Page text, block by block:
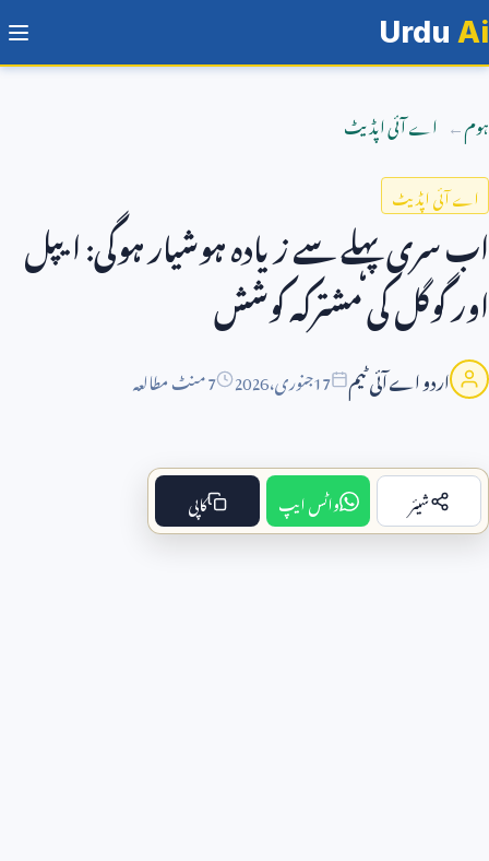
Urdu Ai
ہوم اے آئی اپڈیٹ
اے آئی اپڈیٹ
اب سری پہلے سے زیادہ ہوشیار ہوگی: ایپل
اور گوگل کی مشترکہ کوشش
اردو اے آئی ٹیم 17جنوری،2026 7 منٹ مطالعہ
شیئر واٹس ایپ کاپی